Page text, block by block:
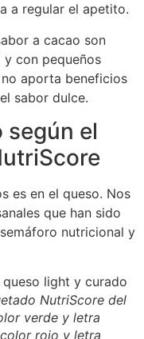
a regular el apetito.
a cacao son
con pequeños
aporta beneficios
sabor dulce.
según el
es en el queso. Nos
que han sido
nutricional y
NutriScore del
verde y letra
rojo y letra